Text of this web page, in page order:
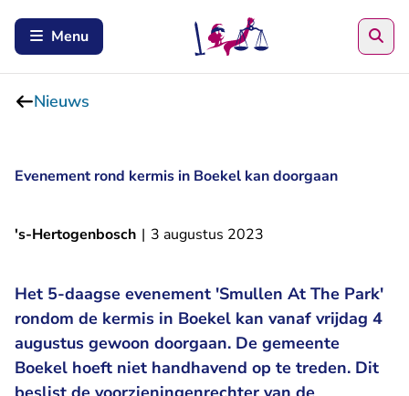
Menu
Nieuws
Evenement rond kermis in Boekel kan doorgaan
's-Hertogenbosch | 3 augustus 2023
Het 5-daagse evenement 'Smullen At The Park'
rondom de kermis in Boekel kan vanaf vrijdag 4
augustus gewoon doorgaan. De gemeente
Boekel hoeft niet handhavend op te treden. Dit